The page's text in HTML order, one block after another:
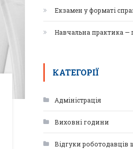
Екзамен у форматі
Навчальна практика —
КАТЕГОРІЇ
Адміністрація
Виховні години
Відгуки роботодавців